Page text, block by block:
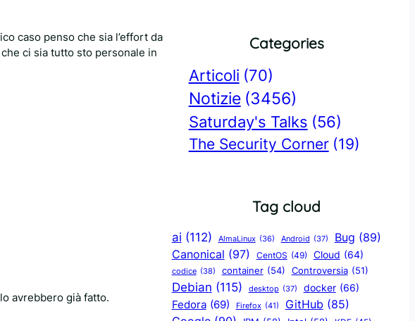
caso penso che sia l’effort da
ci sia tutto sto personale in
avrebbero già fatto.
Categories
Articoli (70)
Notizie (3456)
Saturday's Talks (56)
The Security Corner (19)
Tag cloud
ai (112) AlmaLinux (36) Android (37) Bug (89)
Canonical (97) CentOS (49) Cloud (64)
codice (38) container (54) Controversia (51)
Debian (115) desktop (37) docker (66)
Fedora (69) Firefox (41) GitHub (85)